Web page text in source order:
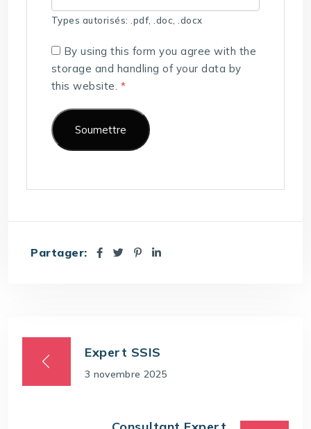
Types autorisés: .pdf, .doc, .docx
By using this form you agree with the
storage and handling of your data by
this website. *
Partager:
Expert SSIS
3 novembre 2025